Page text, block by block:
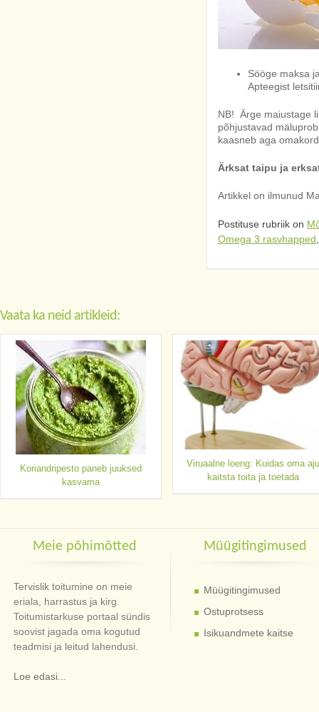
Sööge maksa
Apteegist
NB! Ärge maiustage
põhjustavad
kaasneb aga
Ärksat taipu ja
Artikkel on ilmunud
Postituse rubriik on
Omega 3 rasvhapped
Vaata ka neid artikleid:
Koriandripesto paneb juuksed
kasvama
Viruaalne loeng: Kuidas oma aju
kaitsta toita ja toetada
Meie põhimõtted
Tervislik toitumine on meie
eriala, harrastus ja kirg.
Toitumistarkuse portaal sündis
soovist jagada oma kogutud
teadmisi ja leitud lahendusi.
Loe edasi...
Müügitingimused
Müügitingimused
Ostuprotsess
Isikuandmete kaitse